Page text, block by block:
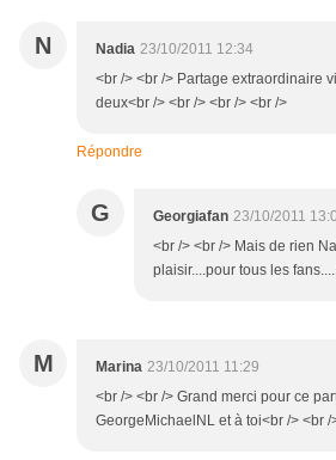
N Nadia 23/10/2011 12:34
<br /> <br /> Partage extraordinaire
deux<br /> <br /> <br /> <br />
Répondre
G Georgiafan 23/10/2011
<br /> <br /> Mais de rien
plaisir....pour tous les
M Marina 23/10/2011 11:29
<br /> <br /> Grand merci pour ce
GeorgeMichaelNL et à toi<br /> <br /